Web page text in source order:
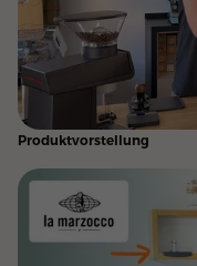
Produktvorstellung